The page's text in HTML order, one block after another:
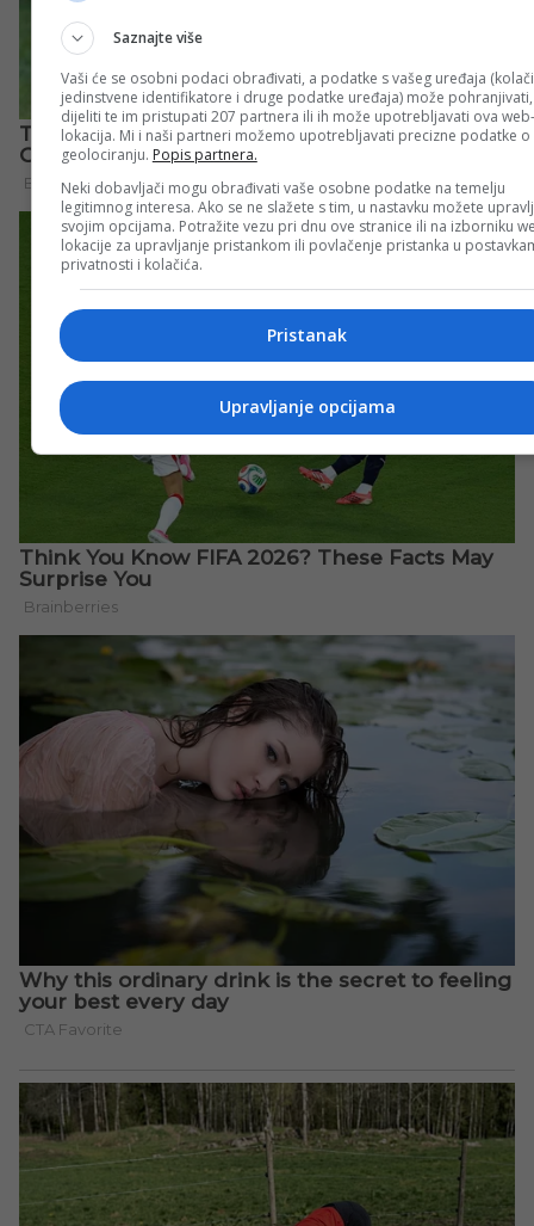
Saznajte više
Vaši će se osobni podaci obrađivati, a podatke s vašeg uređaja
jedinstvene identifikatore i druge podatke uređaja) može pohranjivati,
dijeliti te im pristupati 207 partnera ili ih može upotrebljavati ova web-
lokacija. Mi i naši partneri možemo upotrebljavati precizne podatke o
geolociranju. Popis partnera.
Neki dobavljači mogu obrađivati vaše osobne podatke na temelju
legitimnog interesa. Ako se ne slažete s tim, u nastavku možete
svojim opcijama. Potražite vezu pri dnu ove stranice ili na izborniku
lokacije za upravljanje pristankom ili povlačenje pristanka u
privatnosti i kolačića.
Pristanak
Upravljanje opcijama